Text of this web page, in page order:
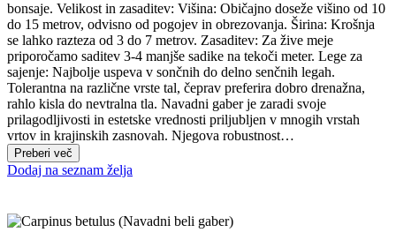
bonsaje. Velikost in zasaditev: Višina: Običajno doseže višino od 10
do 15 metrov, odvisno od pogojev in obrezovanja. Širina: Krošnja
se lahko razteza od 3 do 7 metrov. Zasaditev: Za žive meje
priporočamo saditev 3-4 manjše sadike na tekoči meter. Lege za
sajenje: Najbolje uspeva v sončnih do delno senčnih legah.
Tolerantna na različne vrste tal, čeprav preferira dobro drenažna,
rahlo kisla do nevtralna tla. Navadni gaber je zaradi svoje
prilagodljivosti in estetske vrednosti priljubljen v mnogih vrstah
vrtov in krajinskih zasnovah. Njegova robustnost…
Preberi več
Dodaj na seznam želja